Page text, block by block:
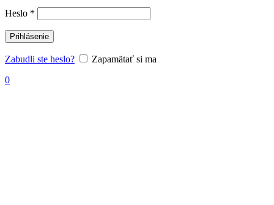
Heslo *
Prihlásenie
Zabudli ste heslo?
Zapamätať si ma
0